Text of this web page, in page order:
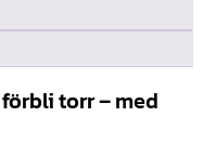
torr – med